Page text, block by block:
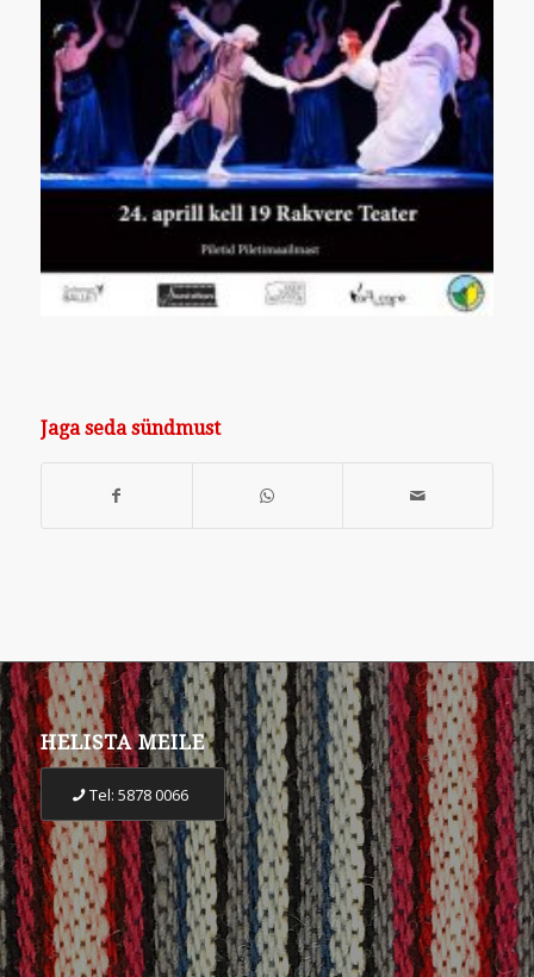
Jaga seda sündmust
HELISTA MEILE
Tel: 5878 0066